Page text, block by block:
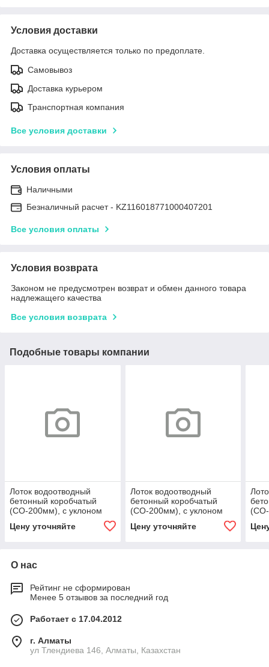
Условия доставки
Доставка осуществляется только по предоплате.
Самовывоз
Доставка курьером
Транспортная компания
Все условия доставки
Условия оплаты
Наличными
Безналичный расчет - KZ116018771000407201
Все условия оплаты
Условия возврата
Законом не предусмотрен возврат и обмен данного товара
надлежащего качества
Все условия возврата
Подобные товары компании
Лоток водоотводный
бетонный коробчатый
(СО-200мм), с уклоном
100.29,8(20).37(30) - BGU,
Цену уточняйте
Лоток водоотводный
бетонный коробчатый
(СО-200мм), с уклоном
100.29,8(20).38(31) - BGU,
Цену уточняйте
(СО-
О нас
Рейтинг не сформирован
Менее 5 отзывов за последний год
Работает с 17.04.2012
г. Алматы
ул Тлендиева 146, Алматы, Казахстан